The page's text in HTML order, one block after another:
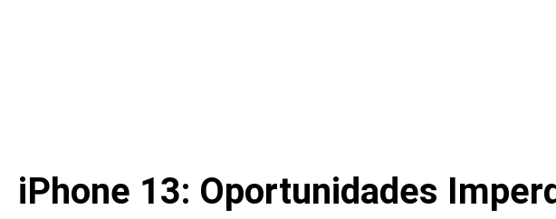
iPhone 13: Oportunidades